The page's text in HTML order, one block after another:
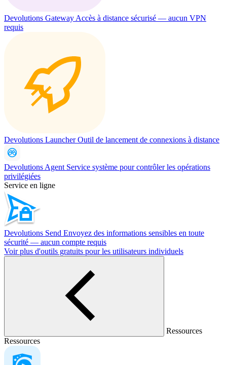
Devolutions Gateway Accès à distance sécurisé — aucun VPN
requis
Devolutions LauncherOutil de lancement de connexions à distance
Devolutions Agent Service système pour contrôler les opérations
privilégiées
Service en ligne
Devolutions Send Envoyez des informations sensibles en toute
sécurité — aucun compte requis
Voir plus d'outils gratuits pour les utilisateurs individuels
Ressources
Ressources